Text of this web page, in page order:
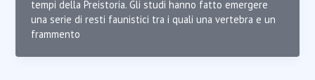
tempi della Preistoria. Gli studi hanno fatto emergere
una serie di resti faunistici tra i quali una vertebra e un
frammento